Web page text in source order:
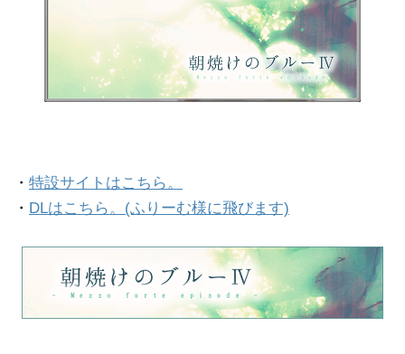
・ 特設サイトはこちら。
・ DLはこちら。(ふりーむ様に飛びます)